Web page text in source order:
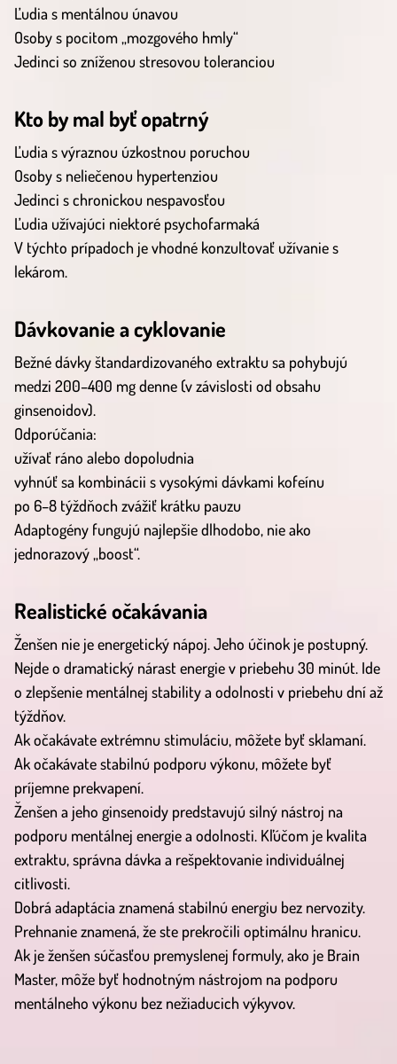
Ľudia s mentálnou únavou
Osoby s pocitom „mozgového hmly“
Jedinci so zníženou stresovou toleranciou
Kto by mal byť opatrný
Ľudia s výraznou úzkostnou poruchou
Osoby s neliečenou hypertenziou
Jedinci s chronickou nespavosťou
Ľudia užívajúci niektoré psychofarmaká
V týchto prípadoch je vhodné konzultovať užívanie s
lekárom.
Dávkovanie a cyklovanie
Bežné dávky štandardizovaného extraktu sa pohybujú
medzi 200–400 mg denne (v závislosti od obsahu
ginsenoidov).
Odporúčania:
užívať ráno alebo dopoludnia
vyhnúť sa kombinácii s vysokými dávkami kofeínu
po 6–8 týždňoch zvážiť krátku pauzu
Adaptogény fungujú najlepšie dlhodobo, nie ako
jednorazový „boost“.
Realistické očakávania
Ženšen nie je energetický nápoj. Jeho účinok je postupný.
Nejde o dramatický nárast energie v priebehu 30 minút. Ide
o zlepšenie mentálnej stability a odolnosti v priebehu dní až
týždňov.
Ak očakávate extrémnu stimuláciu, môžete byť sklamaní.
Ak očakávate stabilnú podporu výkonu, môžete byť
príjemne prekvapení.
Ženšen a jeho ginsenoidy predstavujú silný nástroj na
podporu mentálnej energie a odolnosti. Kľúčom je kvalita
extraktu, správna dávka a rešpektovanie individuálnej
citlivosti.
Dobrá adaptácia znamená stabilnú energiu bez nervozity.
Prehnanie znamená, že ste prekročili optimálnu hranicu.
Ak je ženšen súčasťou premyslenej formuly, ako je Brain
Master, môže byť hodnotným nástrojom na podporu
mentálneho výkonu bez nežiaducich výkyvov.